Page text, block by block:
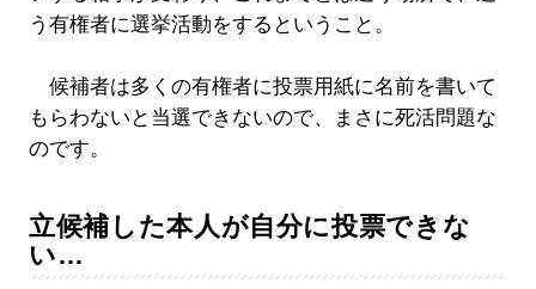
う有権者に選挙活動をするということ。
候補者は多くの有権者に投票用紙に名前を書いて
もらわないと当選できないので、まさに死活問題な
のです。
立候補した本人が自分に投票できな
い…